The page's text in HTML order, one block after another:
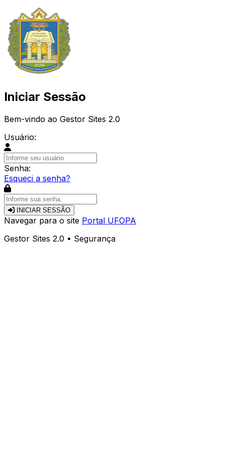
Iniciar Sessão
Bem-vindo ao Gestor Sites 2.0
Usuário:
Senha:
Esqueci a senha?
INICIAR SESSÃO
Navegar para o site Portal UFOPA
Gestor Sites 2.0 • Segurança